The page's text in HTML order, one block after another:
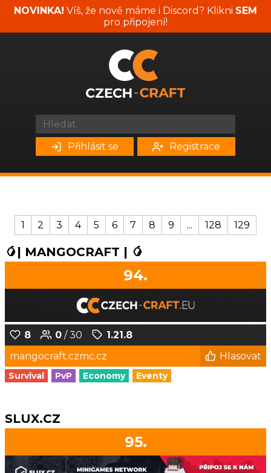
NOVINKA! Víš, že nově máme i Discord? Klikni SEM
pro připojení!
Přihlásit se Registrace
1 2 3 4 5 6 7 8 9 ... 128 129
🥭| MANGOCRAFT | 🥭
94.
8 0 / 30
1.21.8
mangocraft.czmc.cz
Hlasovat
Survival PvP Economy Eventy
SLUX.CZ
95.